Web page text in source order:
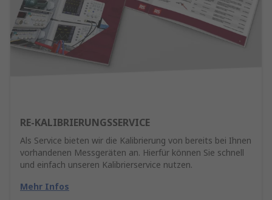
RE-KALIBRIERUNGSSERVICE
Als Service bieten wir die Kalibrierung von bereits bei Ihnen
vorhandenen Messgeräten an. Hierfür können Sie schnell
und einfach unseren Kalibrierservice nutzen.
Mehr Infos